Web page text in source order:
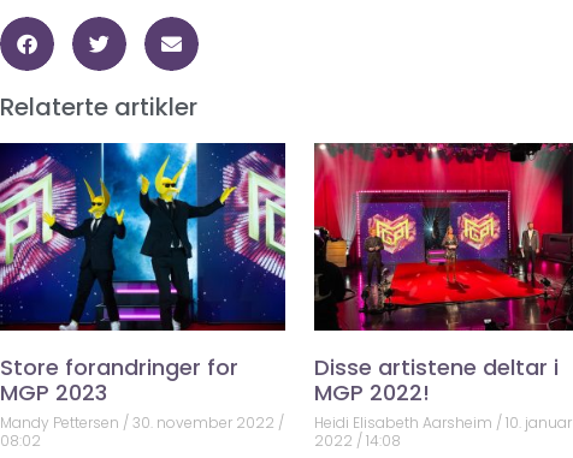
Relaterte artikler
Store forandringer for
MGP 2023
Mandy Pettersen
30. november 2022
08:02
Disse artistene deltar i
MGP 2022!
Heidi Elisabeth Aarsheim 10. januar
2022 14:08